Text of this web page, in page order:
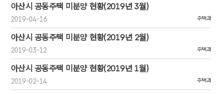
아산시 공동주택 미분양 현황(2019년 3월)
2019-04-16 주택과
아산시 공동주택 미분양 현황(2019년 2월)
2019-03-12 주택과
아산시 공동주택 미분양 현황(2019년 1월)
2019-02-14 주택과